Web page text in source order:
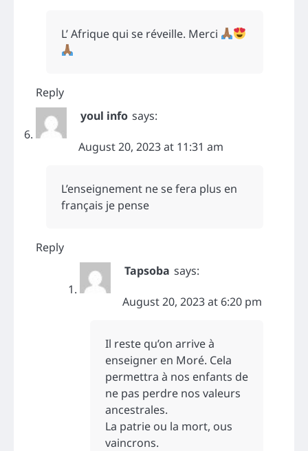
L’ Afrique qui se réveille. Merci
Reply
youl info says:
August 20, 2023 at 11:31 am
L’enseignement ne se fera plus en
français je pense
Reply
Tapsoba says:
August 20, 2023 at 6:20 pm
Il reste qu’on arrive à
enseigner en Moré. Cela
permettra à nos enfants de
ne pas perdre nos valeurs
ancestrales.
La patrie ou la mort, ous
vaincrons.